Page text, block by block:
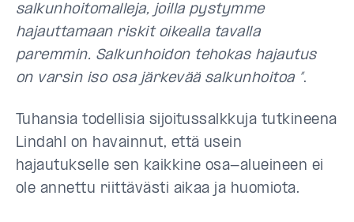
salkunhoitomalleja, joilla pystymme
hajauttamaan riskit oikealla tavalla
paremmin. Salkunhoidon tehokas hajautus
on varsin iso osa järkevää salkunhoitoa ”.
Tuhansia todellisia sijoitussalkkuja tutkineena
Lindahl on havainnut, että usein
hajautukselle sen kaikkine osa-alueineen ei
ole annettu riittävästi aikaa ja huomiota.